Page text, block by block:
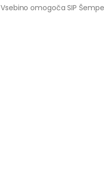
Vsebino omogoča SIP